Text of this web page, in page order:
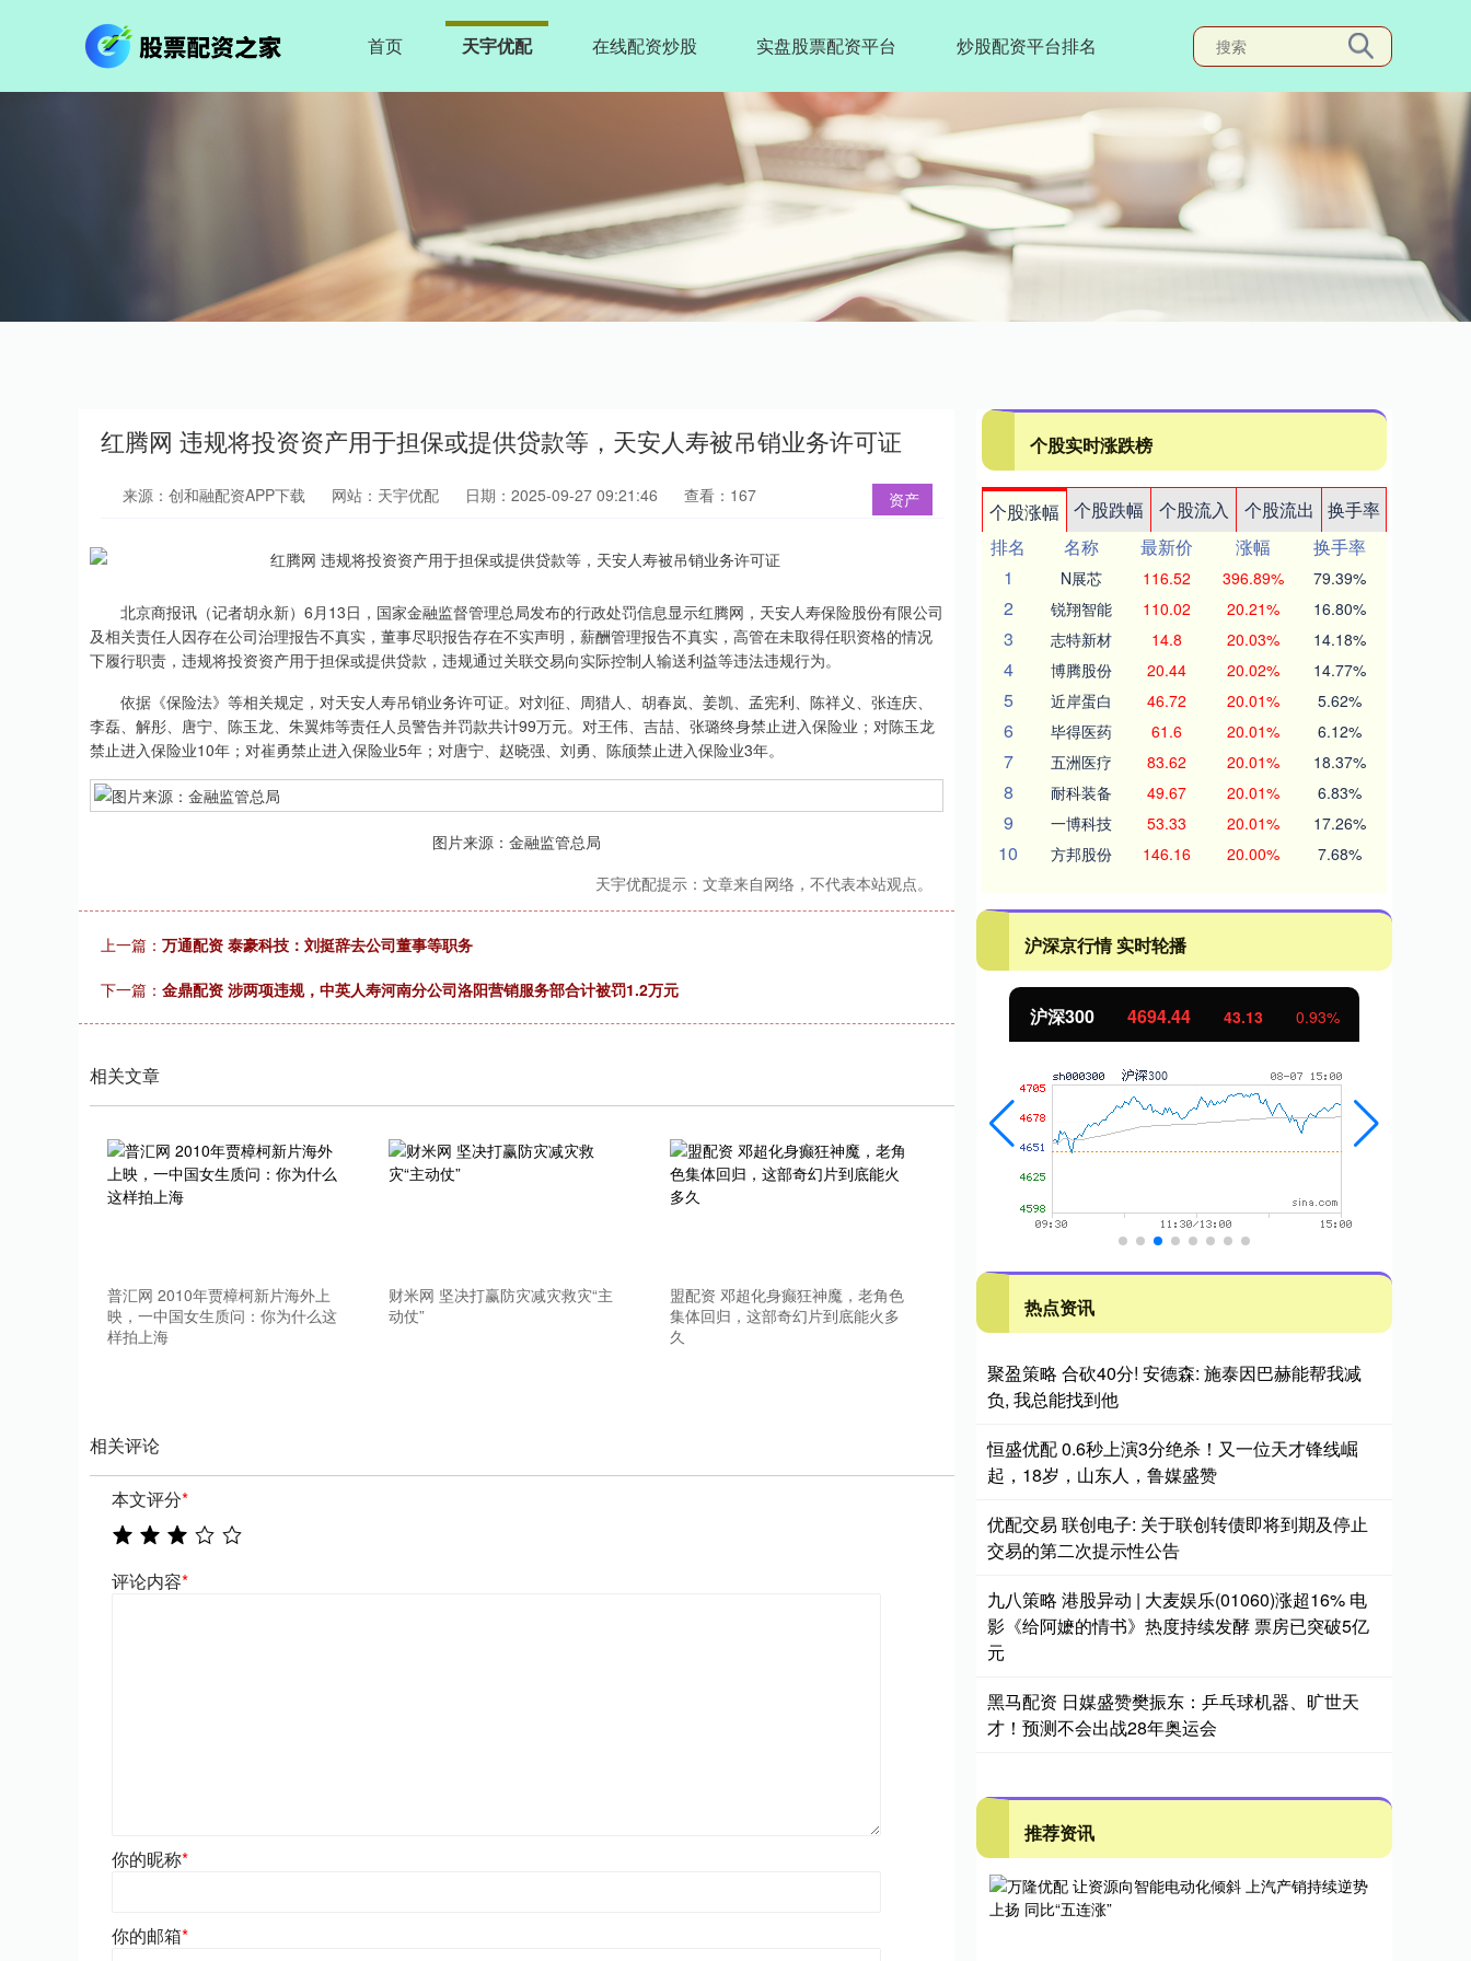
首页 天宇优配 在线配资炒股 实盘股票配资平台 炒股配资平台排名
红腾网 违规将投资资产用于担保或提供贷款等，天安人寿被吊销业务许可证
资产
来源：创和融配资APP下载 网站：天宇优配 日期：2025-09-27 09:21:46 查看：167
北京商报讯（记者胡永新）6月13日，国家金融监督管理总局发布的行政处罚信息显示红腾网，天安人寿保险股份有限公司
及相关责任人因存在公司治理报告不真实，董事尽职报告存在不实声明，薪酬管理报告不真实，高管在未取得任职资格的情况
下履行职责，违规将投资资产用于担保或提供贷款，违规通过关联交易向实际控制人输送利益等违法违规行为。
依据《保险法》等相关规定，对天安人寿吊销业务许可证。对刘征、周猎人、胡春岚、姜凯、孟宪利、陈祥义、张连庆、
李磊、解彤、唐宁、陈玉龙、朱翼炜等责任人员警告并罚款共计99万元。对王伟、吉喆、张璐终身禁止进入保险业；对陈玉龙
禁止进入保险业10年；对崔勇禁止进入保险业5年；对唐宁、赵晓强、刘勇、陈颀禁止进入保险业3年。
图片来源：金融监管总局
天宇优配提示：文章来自网络，不代表本站观点。
上一篇： 万通配资 泰豪科技：刘挺辞去公司董事等职务
下一篇： 金鼎配资 涉两项违规，中英人寿河南分公司洛阳营销服务部合计被罚1.2万元
相关文章
普汇网 2010年贾樟柯新片海外上
映，一中国女生质问：你为什么这
样拍上海
财米网 坚决打赢防灾减灾救灾“主
动仗”
盟配资 邓超化身癫狂神魔，老角色
集体回归，这部奇幻片到底能火多
久
相关评论
本文评分*
评论内容*
你的昵称*
你的邮箱*
个股实时涨跌榜
个股涨幅 个股跌幅 个股流入 个股流出
换手率
排名
名称 最新价 涨幅
换手率
1
N展芯 116.52 396.89% 79.39%
2 锐翔智能 110.02 20.21% 16.80%
3 志特新材 14.8 20.03% 14.18%
4 博腾股份 20.44 20.02% 14.77%
5 近岸蛋白 46.72 20.01% 5.62%
6 毕得医药 61.6 20.01% 6.12%
7 五洲医疗 83.62 20.01% 18.37%
8 耐科装备 49.67 20.01% 6.83%
9 一博科技 53.33 20.01% 17.26%
10 方邦股份 146.16 20.00% 7.68%
沪深京行情 实时轮播
沪深300 4694.44 43.13 0.93%
热点资讯
聚盈策略 合砍40分! 安德森: 施泰因巴赫能帮我减
负, 我总能找到他
恒盛优配 0.6秒上演3分绝杀！又一位天才锋线崛
起，18岁，山东人，鲁媒盛赞
优配交易 联创电子: 关于联创转债即将到期及停止
交易的第二次提示性公告
九八策略 港股异动 | 大麦娱乐(01060)涨超16% 电
影《给阿嬷的情书》热度持续发酵 票房已突破5亿
元
黑马配资 日媒盛赞樊振东：乒乓球机器、旷世天
才！预测不会出战28年奥运会
推荐资讯